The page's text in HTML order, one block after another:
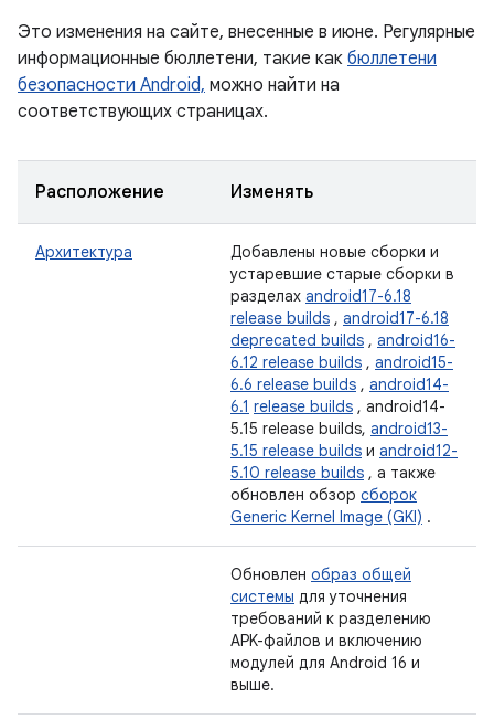
Это изменения на сайте, внесенные в июне. Регулярные
информационные бюллетени, такие как бюллетени
безопасности Android, можно найти на
соответствующих страницах.
Расположение Изменять
Архитектура
Добавлены новые сборки и
устаревшие старые сборки в
разделах android17-6.18
release builds , android17-6.18
deprecated builds , android16-
6.12 release builds , android15-
6.6 release builds , android14-
6.1 release builds , android14-
5.15 release builds, android13-
5.15 release builds и android12-
5.10 release builds , а также
обновлен обзор сборок
Generic Kernel Image (GKI) .
Обновлен образ общей
системы для уточнения
требований к разделению
APK-файлов и включению
модулей для Android 16 и
выше.